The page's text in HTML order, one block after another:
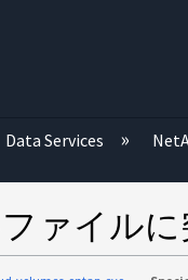
Services
ファイル